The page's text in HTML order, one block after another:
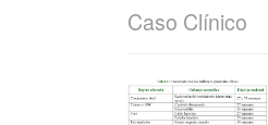
Caso Clínico